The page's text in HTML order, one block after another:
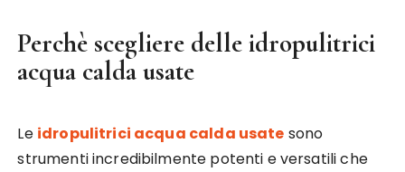
Perchè scegliere delle idropulitrici
acqua calda usate
Le idropulitrici acqua calda usate sono
strumenti incredibilmente potenti e versatili che